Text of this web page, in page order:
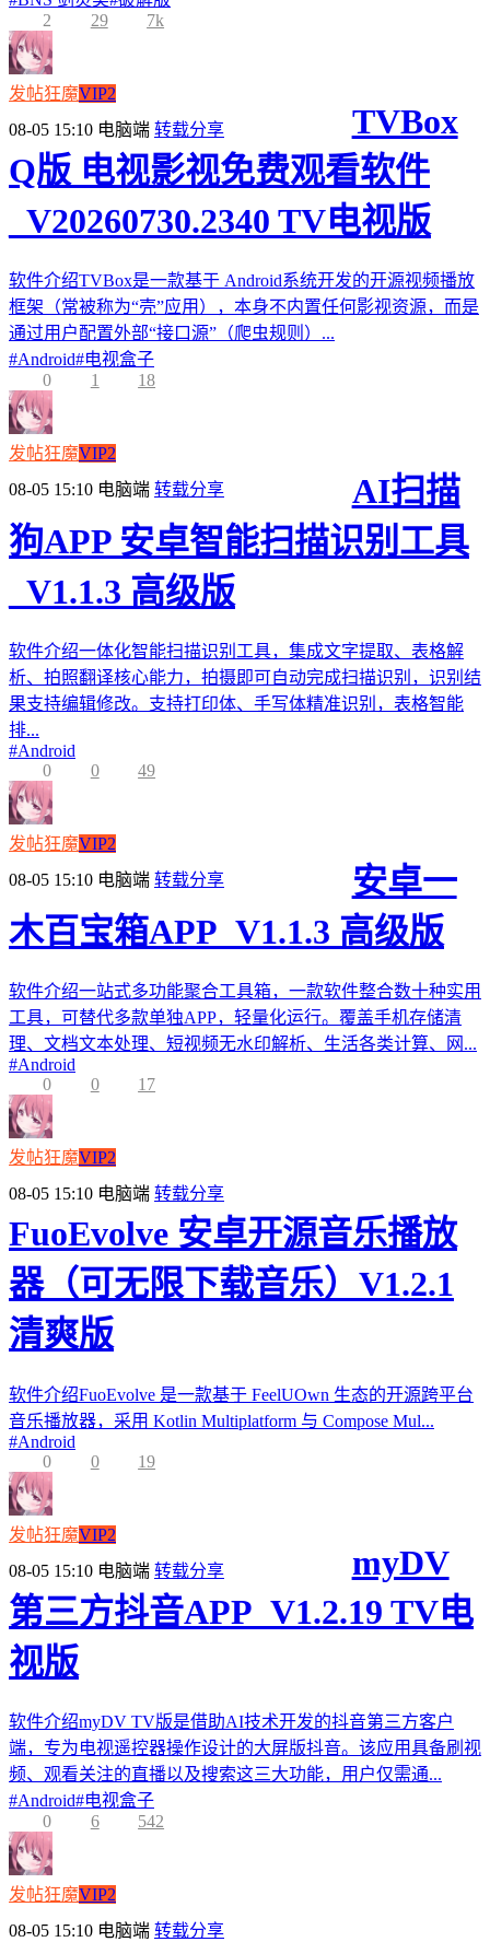
2
29 7k
发帖狂魔VIP2
08-05 15:10 电脑端 转载分享
TVBox
Q版 电视影视免费观看软件
_V20260730.2340 TV电视版
软件介绍TVBox是一款基于 Android系统开发的开源视频播放
框架（常被称为“壳”应用），本身不内置任何影视资源，而是
通过用户配置外部“接口源”（爬虫规则）...
#Android#电视盒子
0
1 18
发帖狂魔VIP2
08-05 15:10 电脑端 转载分享
AI扫描
狗APP 安卓智能扫描识别工具
_V1.1.3 高级版
软件介绍一体化智能扫描识别工具，集成文字提取、表格解
析、拍照翻译核心能力，拍摄即可自动完成扫描识别，识别结
果支持编辑修改。支持打印体、手写体精准识别，表格智能
排...
#Android
0
0 49
发帖狂魔VIP2
08-05 15:10 电脑端 转载分享
安卓一
木百宝箱APP_V1.1.3 高级版
软件介绍一站式多功能聚合工具箱，一款软件整合数十种实用
工具，可替代多款单独APP，轻量化运行。覆盖手机存储清
理、文档文本处理、短视频无水印解析、生活各类计算、网...
#Android
0
0 17
发帖狂魔VIP2
08-05 15:10 电脑端 转载分享
FuoEvolve 安卓开源音乐播放
器（可无限下载音乐）V1.2.1
清爽版
软件介绍FuoEvolve 是一款基于 FeelUOwn 生态的开源跨平台
音乐播放器，采用 Kotlin Multiplatform 与 Compose Mul...
#Android
0
0 19
发帖狂魔VIP2
08-05 15:10 电脑端 转载分享
myDV
第三方抖音APP_V1.2.19 TV电
视版
软件介绍myDV TV版是借助AI技术开发的抖音第三方客户
端，专为电视遥控器操作设计的大屏版抖音。该应用具备刷视
频、观看关注的直播以及搜索这三大功能，用户仅需通...
#Android#电视盒子
0
6 542
发帖狂魔VIP2
08-05 15:10 电脑端 转载分享